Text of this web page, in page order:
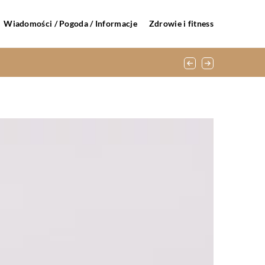
Wiadomości / Pogoda / Informacje Zdrowie i fitness